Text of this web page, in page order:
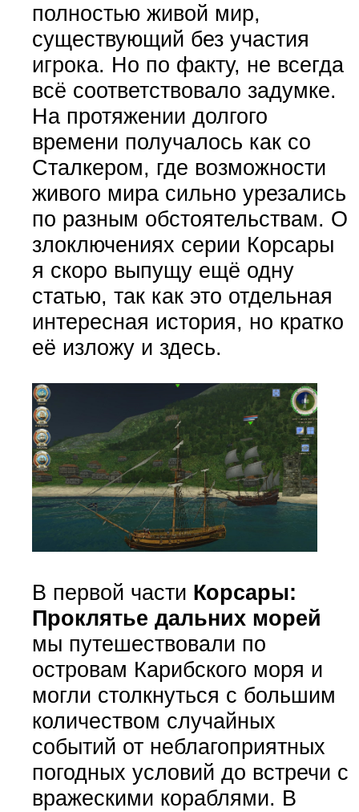
полностью живой мир,
существующий без участия
игрока. Но по факту, не всегда
всё соответствовало задумке.
На протяжении долгого
времени получалось как со
Сталкером, где возможности
живого мира сильно урезались
по разным обстоятельствам. О
злоключениях серии Корсары
я скоро выпущу ещё одну
статью, так как это отдельная
интересная история, но кратко
её изложу и здесь.
В первой части Корсары:
Проклятье дальних морей
мы путешествовали по
островам Карибского моря и
могли столкнуться с большим
количеством случайных
событий от неблагоприятных
погодных условий до встречи с
вражескими кораблями. В